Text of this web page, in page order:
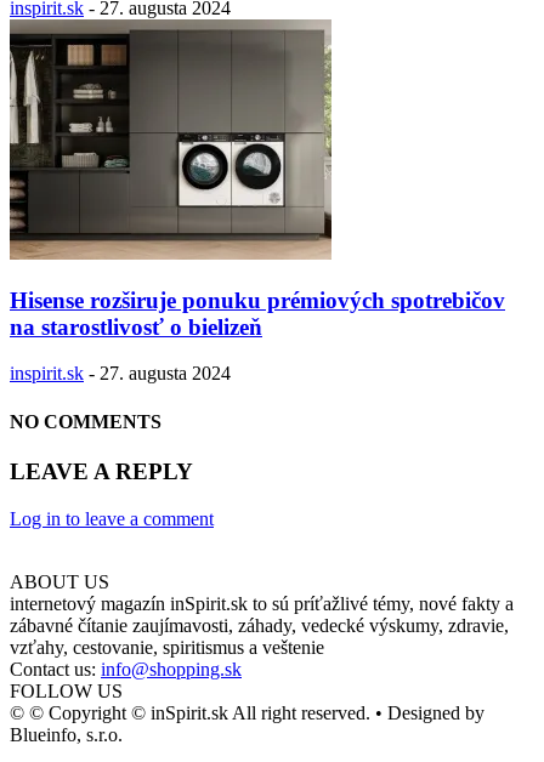
inspirit.sk - 27. augusta 2024
Hisense rozširuje ponuku prémiových spotrebičov
na starostlivosť o bielizeň
inspirit.sk - 27. augusta 2024
NO COMMENTS
LEAVE A REPLY
Log in to leave a comment
ABOUT US
internetový magazín inSpirit.sk to sú príťažlivé témy, nové fakty a
zábavné čítanie zaujímavosti, záhady, vedecké výskumy, zdravie,
vzťahy, cestovanie, spiritismus a veštenie
Contact us: info@shopping.sk
FOLLOW US
© © Copyright © inSpirit.sk All right reserved. • Designed by
Blueinfo, s.r.o.